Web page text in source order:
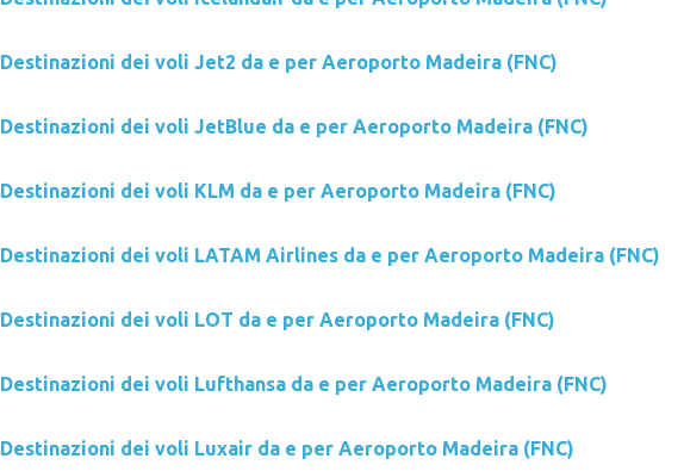
Destinazioni dei voli Jet2 da e per Aeroporto Madeira (FNC)
Destinazioni dei voli JetBlue da e per Aeroporto Madeira (FNC)
Destinazioni dei voli KLM da e per Aeroporto Madeira (FNC)
Destinazioni dei voli LATAM Airlines da e per Aeroporto Madeira (FNC)
Destinazioni dei voli LOT da e per Aeroporto Madeira (FNC)
Destinazioni dei voli Lufthansa da e per Aeroporto Madeira (FNC)
Destinazioni dei voli Luxair da e per Aeroporto Madeira (FNC)